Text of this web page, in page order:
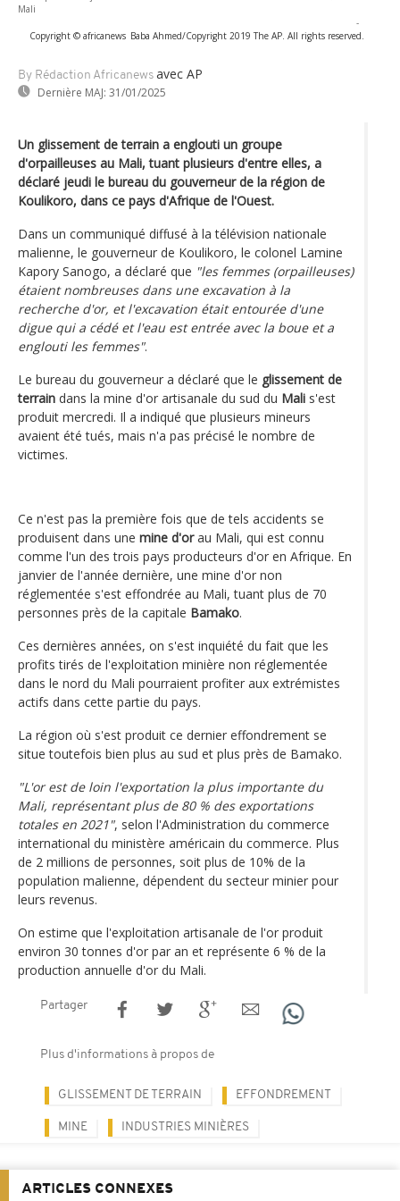
Mali
-
Copyright © africanews Baba Ahmed/Copyright 2019 The AP. All rights reserved.
By Rédaction Africanews avec AP
Dernière MAJ: 31/01/2025
Un glissement de terrain a englouti un groupe
d'orpailleuses au Mali, tuant plusieurs d'entre elles, a
déclaré jeudi le bureau du gouverneur de la région de
Koulikoro, dans ce pays d'Afrique de l'Ouest.
Dans un communiqué diffusé à la télévision nationale
malienne, le gouverneur de Koulikoro, le colonel Lamine
Kapory Sanogo, a déclaré que "les femmes (orpailleuses)
étaient nombreuses dans une excavation à la
recherche d'or, et l'excavation était entourée d'une
digue qui a cédé et l'eau est entrée avec la boue et a
englouti les femmes".
Le bureau du gouverneur a déclaré que le glissement de
terrain dans la mine d'or artisanale du sud du Mali s'est
produit mercredi. Il a indiqué que plusieurs mineurs
avaient été tués, mais n'a pas précisé le nombre de
victimes.
Ce n'est pas la première fois que de tels accidents se
produisent dans une mine d'orau Mali, qui est connu
comme l'un des trois pays producteurs d'or en Afrique. En
janvier de l'année dernière, une mine d'or non
réglementée s'est effondrée au Mali, tuant plus de 70
personnes près de la capitale Bamako.
Ces dernières années, on s'est inquiété du fait que les
profits tirés de l'exploitation minière non réglementée
dans le nord du Mali pourraient profiter aux extrémistes
actifs dans cette partie du pays.
La région où s'est produit ce dernier effondrement se
situe toutefois bien plus au sud et plus près de Bamako.
"L'or est de loin l'exportation la plus importante du
Mali, représentant plus de 80 % des exportations
totales en 2021", selon l'Administration du commerce
international du ministère américain du commerce. Plus
de 2 millions de personnes, soit plus de 10% de la
population malienne, dépendent du secteur minier pour
leurs revenus.
On estime que l'exploitation artisanale de l'or produit
environ 30 tonnes d'or par an et représente 6 % de la
production annuelle d'or du Mali.
Partager
Plus d'informations à propos de
GLISSEMENT DE TERRAIN EFFONDREMENT
MINE INDUSTRIES MINIÈRES
ARTICLES CONNEXES